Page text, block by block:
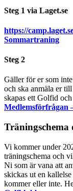
Steg 1 via Laget.se
https://
Sommartraning
Steg 2
Gäller för er som
och ska anmäla er till
skapas ett Golfid
Medlemsförfrågan
Träningschema
Vi kommer under
träningschema och
Ni som är vana att
skickas ut en
kommer eller inte.